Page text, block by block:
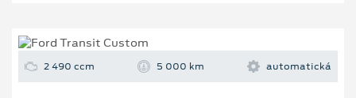
2 490 ccm 5 000 km automatická